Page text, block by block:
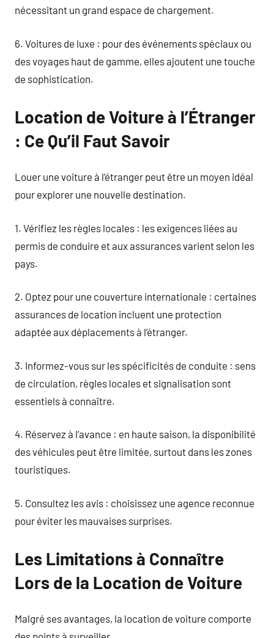
nécessitant un grand espace de chargement.
6. Voitures de luxe : pour des événements spéciaux ou
des voyages haut de gamme, elles ajoutent une touche
de sophistication.
Location de Voiture à l’Étranger
: Ce Qu’il Faut Savoir
Louer une voiture à l’étranger peut être un moyen idéal
pour explorer une nouvelle destination.
1. Vérifiez les règles locales : les exigences liées au
permis de conduire et aux assurances varient selon les
pays.
2. Optez pour une couverture internationale : certaines
assurances de location incluent une protection
adaptée aux déplacements à l’étranger.
3. Informez-vous sur les spécificités de conduite : sens
de circulation, règles locales et signalisation sont
essentiels à connaître.
4. Réservez à l’avance : en haute saison, la disponibilité
des véhicules peut être limitée, surtout dans les zones
touristiques.
5. Consultez les avis : choisissez une agence reconnue
pour éviter les mauvaises surprises.
Les Limitations à Connaître
Lors de la Location de Voiture
Malgré ses avantages, la location de voiture comporte